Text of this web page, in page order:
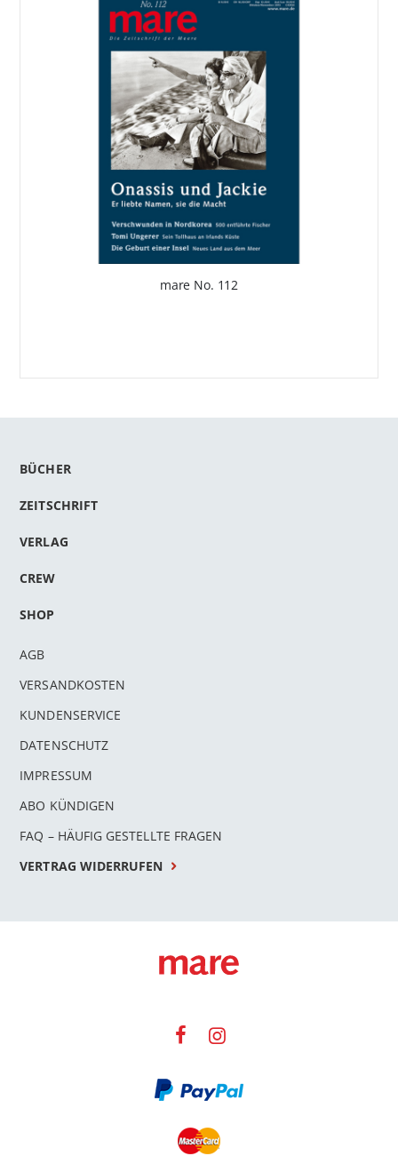
mare No. 112
BÜCHER
ZEITSCHRIFT
VERLAG
CREW
SHOP
AGB
VERSANDKOSTEN
KUNDENSERVICE
DATENSCHUTZ
IMPRESSUM
ABO KÜNDIGEN
FAQ – HÄUFIG GESTELLTE FRAGEN
VERTRAG WIDERRUFEN